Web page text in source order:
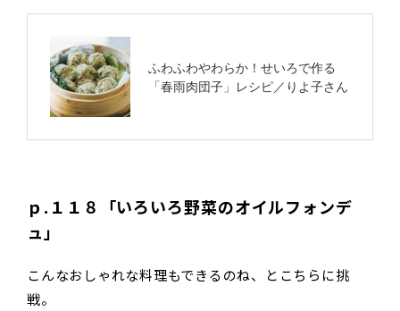
ｐ.１１８「いろいろ野菜のオイルフォンデ
ュ」
こんなおしゃれな料理もできるのね、とこちらに挑
戦。